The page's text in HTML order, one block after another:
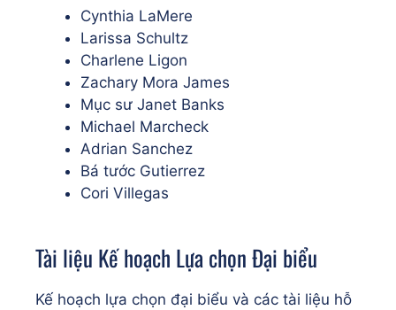
Cynthia LaMere
Larissa Schultz
Charlene Ligon
Zachary Mora James
Mục sư Janet Banks
Michael Marcheck
Adrian Sanchez
Bá tước Gutierrez
Cori Villegas
Tài liệu Kế hoạch Lựa chọn Đại biểu
Kế hoạch lựa chọn đại biểu và các tài liệu hỗ